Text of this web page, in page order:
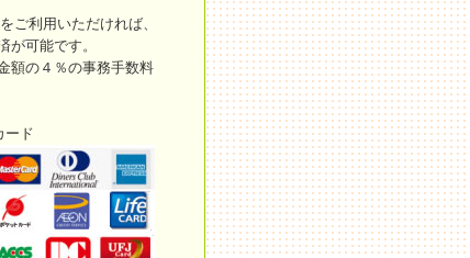
ご利用いただければ、
が可能です。
額の４％の事務手数料
ド